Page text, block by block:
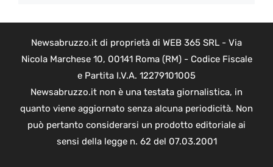
Newsabruzzo.it di proprietà di WEB 365 SRL - Via
Nicola Marchese 10, 00141 Roma (RM) - Codice Fiscale
e Partita I.V.A. 12279101005
Newsabruzzo.it non è una testata giornalistica, in
quanto viene aggiornato senza alcuna periodicità. Non
può pertanto considerarsi un prodotto editoriale ai
sensi della legge n. 62 del 07.03.2001